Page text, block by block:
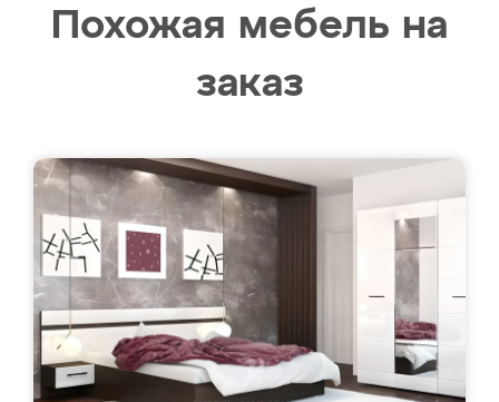
Похожая мебель на
заказ